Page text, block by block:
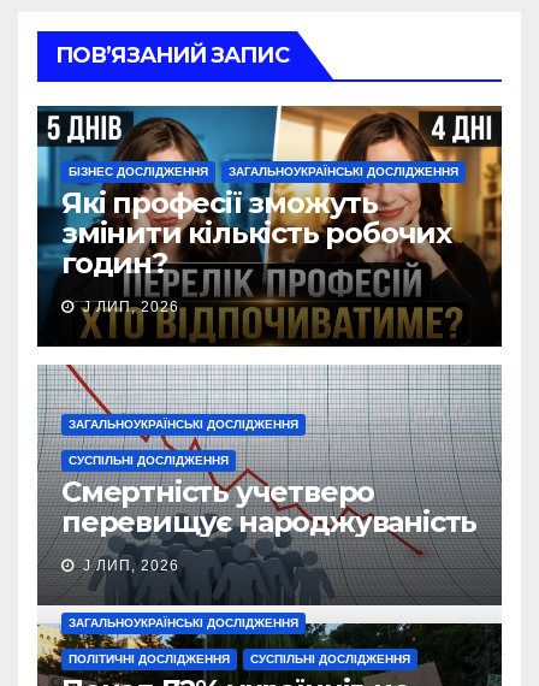
ПОВ’ЯЗАНИЙ ЗАПИС
БІЗНЕС ДОСЛІДЖЕННЯ ЗАГАЛЬНОУКРАЇНСЬКІ ДОСЛІДЖЕННЯ
Які професії зможуть
змінити кількість робочих
годин?
J ЛИП, 2026
ЗАГАЛЬНОУКРАЇНСЬКІ ДОСЛІДЖЕННЯ
СУСПІЛЬНІ ДОСЛІДЖЕННЯ
Смертність учетверо
перевищує народжуваність
J ЛИП, 2026
ЗАГАЛЬНОУКРАЇНСЬКІ ДОСЛІДЖЕННЯ
ПОЛІТИЧНІ ДОСЛІДЖЕННЯ СУСПІЛЬНІ ДОСЛІДЖЕННЯ